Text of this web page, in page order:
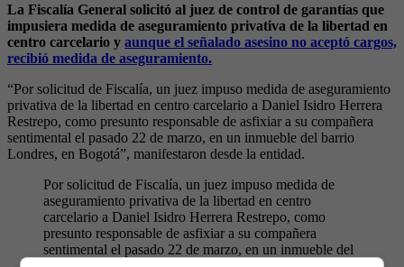
La Fiscalía General solicitó al juez de control de garantías que
impusiera medida de aseguramiento privativa de la libertad en
centro carcelario y aunque el señalado asesino no aceptó cargos,
recibió medida de aseguramiento.
“Por solicitud de Fiscalía, un juez impuso medida de aseguramiento
privativa de la libertad en centro carcelario a Daniel Isidro Herrera
Restrepo, como presunto responsable de asfixiar a su compañera
sentimental el pasado 22 de marzo, en un inmueble del barrio
Londres, en Bogotá”, manifestaron desde la entidad.
Por solicitud de Fiscalía, un juez impuso medida de
aseguramiento privativa de la libertad en centro
carcelario a Daniel Isidro Herrera Restrepo, como
presunto responsable de asfixiar a su compañera
sentimental el pasado 22 de marzo, en un inmueble del